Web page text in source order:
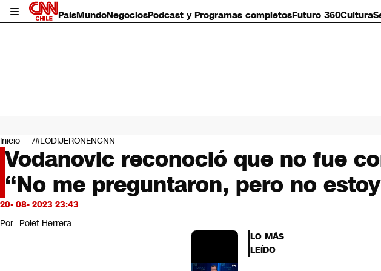
PaísMundoNegociosPodcast y Programas completosFuturo 360Cultura
Mundo
Negocios
Deportes
Programas completos
Cultura
Servicios
Bits
CNN Data
Inicio #LODIJERONENCNN
Vodanovic reconoció que no fue
“No me preguntaron, pero no
20- 08- 2023 23:43
Por Polet Herrera
LO MÁS
LEÍDO